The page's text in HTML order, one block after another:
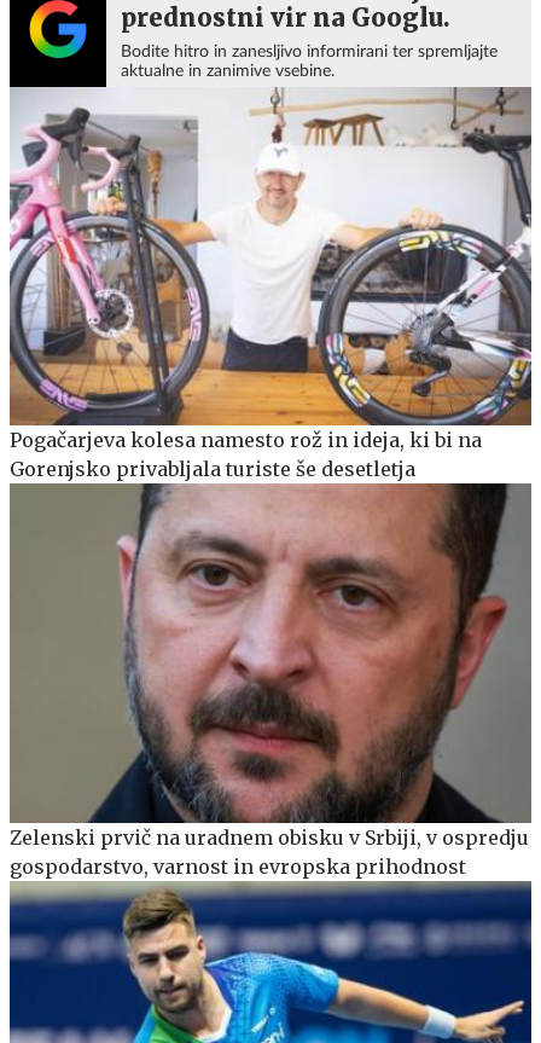
prednostni vir na Googlu.
Bodite hitro in zanesljivo informirani ter spremljajte
aktualne in zanimive vsebine.
Pogačarjeva kolesa namesto rož in ideja, ki bi na
Gorenjsko privabljala turiste še desetletja
Zelenski prvič na uradnem obisku v Srbiji, v ospredju
gospodarstvo, varnost in evropska prihodnost